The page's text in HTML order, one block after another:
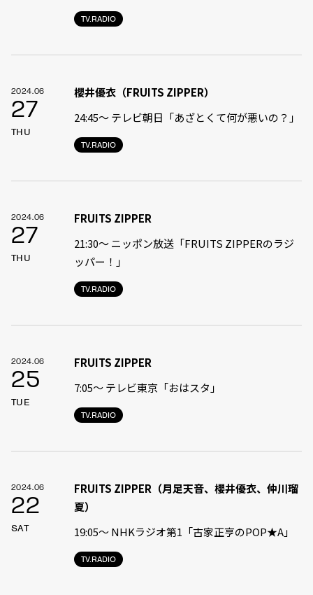
TV.RADIO
2024.06
27
THU
TV.RADIO
櫻井優衣（FRUITS ZIPPER）
24:45〜 テレビ朝日「あざとくて何が悪いの？」
2024.06
27
THU
TV.RADIO
FRUITS ZIPPER
21:30〜 ニッポン放送「FRUITS ZIPPERのラジ
ッパー！」
2024.06
25
TUE
TV.RADIO
FRUITS ZIPPER
7:05〜 テレビ東京「おはスタ」
2024.06
22
SAT
TV.RADIO
FRUITS ZIPPER（月足天音、櫻井優衣、仲川瑠
夏）
19:05〜 NHKラジオ第1「古家正亨のPOP★A」